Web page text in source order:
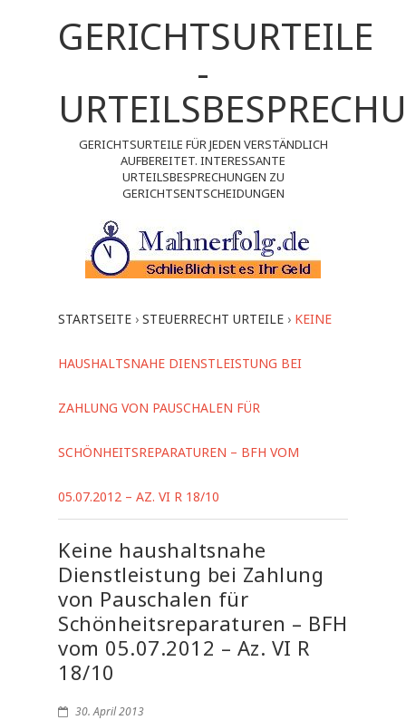
GERICHTSURTEILE
-
GERICHTSURTEILE FÜR JEDEN VERSTÄNDLICH
AUFBEREITET. INTERESSANTE
URTEILSBESPRECHUNGEN ZU
GERICHTSENTSCHEIDUNGEN
STARTSEITE › STEUERRECHT URTEILE › KEINE
HAUSHALTSNAHE DIENSTLEISTUNG BEI
ZAHLUNG VON PAUSCHALEN FÜR
SCHÖNHEITSREPARATUREN – BFH VOM
05.07.2012 – AZ. VI R 18/10
Keine haushaltsnahe
Dienstleistung bei Zahlung
von Pauschalen für
Schönheitsreparaturen – BFH
vom 05.07.2012 – Az. VI R
18/10
30. April 2013